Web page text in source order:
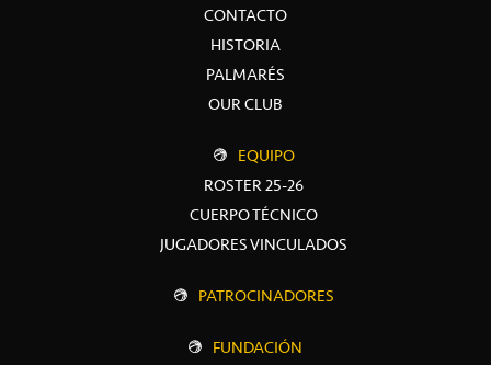
CONTACTO
HISTORIA
PALMARÉS
OUR CLUB
EQUIPO
ROSTER 25-26
CUERPO TÉCNICO
JUGADORES VINCULADOS
PATROCINADORES
FUNDACIÓN